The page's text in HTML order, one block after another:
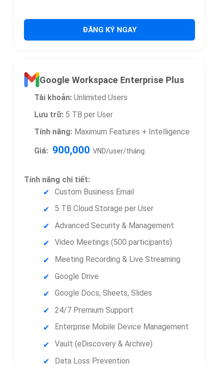
ĐĂNG KÝ NGAY
Google Workspace Enterprise Plus
Tài khoản:Unlimited Users
Lưu trữ:5 TB per User
Tính năng:Maximum Features + Intelligence
Giá: 900,000 VND/user/tháng
Tính năng chi tiết:
Custom Business Email
5 TB Cloud Storage per User
Advanced Security & Management
Video Meetings (500 participants)
Meeting Recording & Live Streaming
Google Drive
Google Docs, Sheets, Slides
24/7 Premium Support
Enterprise Mobile Device Management
Vault (eDiscovery & Archive)
Data Loss Prevention